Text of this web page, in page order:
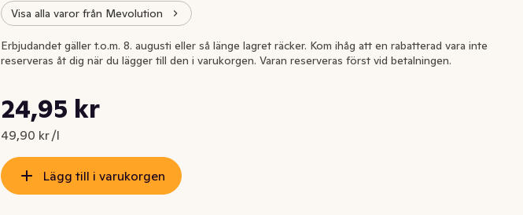
Visa alla varor från Mevolution
Nuvarande pris är: 24,95 kr
24,95 kr
49,90 kr /l
Styckpris: 49,90 kr /l
Erbjudandet gäller t.o.m. 8. augusti eller så länge lagret räcker. Kom ihåg att en rabatterad vara inte
reserveras åt dig när du lägger till den i varukorgen. Varan reserveras först vid betalningen.
Lägg till i varukorgen